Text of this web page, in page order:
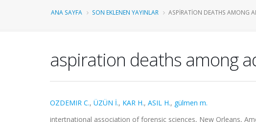
ANA SAYFA SON EKLENEN YAYINLAR ASPIRATION DEATHS AMONG
aspiration deaths among
OZDEMIR C., ÜZÜN İ., KAR H., ASIL H., gülmen m.
intertnational association of forensic sciences, New Orleans,